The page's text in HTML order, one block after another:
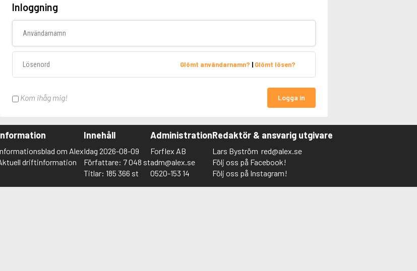
Inloggning
Glömt användarnamn? | Glömt lösen?
Kom ihåg mig! Logga in
om Alex
driftinformation
Innehåll
Idag 2026-08-09
Författare: 7 048 st
Titlar: 185 366 st
Administration
Forflex AB
adm@alex.se
0520-153 14
Redaktör & ansvarig utgivare
Lars Byström red@alex.se
Följ oss på Facebook!
Följ oss på Instagram!